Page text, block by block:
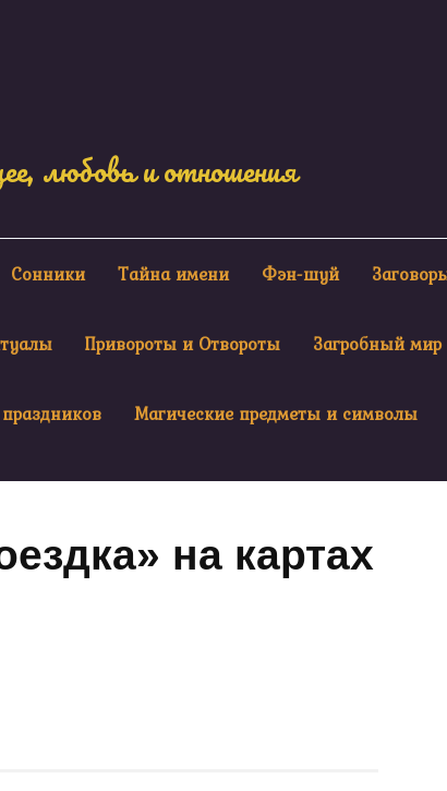
любовь и отношения
Сонники Тайна имени Фэн-шуй
Привороты и Отвороты Загробный мир
Магические предметы и символы
на картах